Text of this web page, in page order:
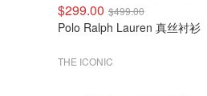
$299.00 $499.00
Polo Ralph Lauren 真丝衬衫
THE ICONIC